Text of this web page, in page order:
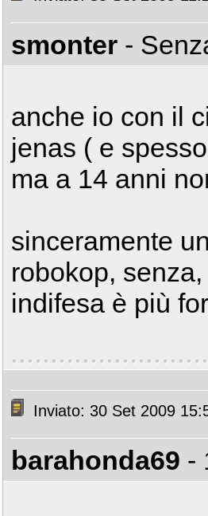
smonter -
anche io con il
jenas ( e
ma a 14 anni
sinceramente
robokop,
indifesa è più
Inviato: 30 Set 2009
barahonda69 -